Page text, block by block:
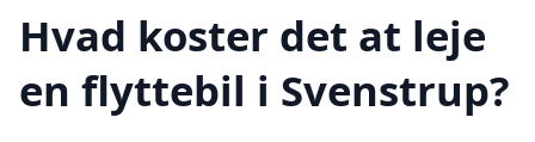
Hvad koster det at leje
en flyttebil i Svenstrup?